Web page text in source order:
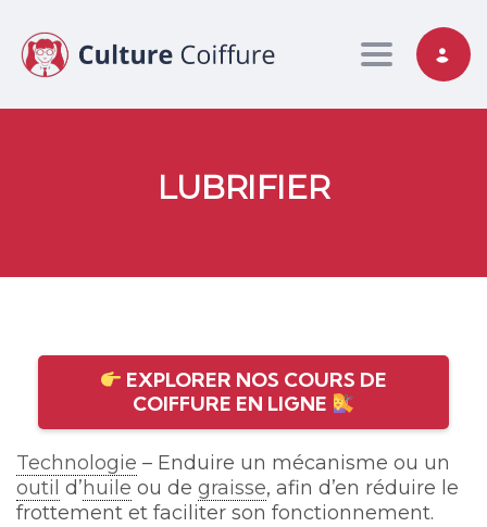
Toggle
LUBRIFIER
EXPLORER NOS COURS DE
COIFFURE EN LIGNE
Technologie – Enduire un mécanisme ou un
outil d’huile ou de graisse, afin d’en réduire le
frottement et faciliter son fonctionnement.